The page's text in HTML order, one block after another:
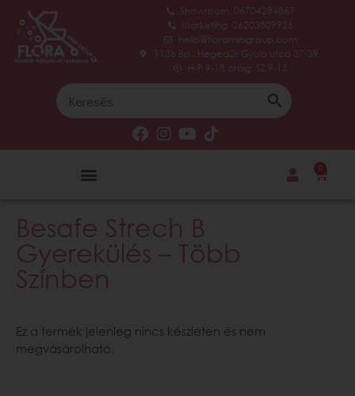
Showroom: 06704284867
Marketing: 06203809926
hello@floraminigroup.com
1136 Bp., Hegedűs Gyula utca 37-39.
H-P 9-18 óráig, SZ 9-15
0
Besafe Strech B
Gyerekülés – Több
Színben
Ez a termék jelenleg nincs készleten és nem
megvásárolható.